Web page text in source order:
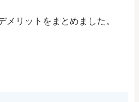
メリットをまとめました。